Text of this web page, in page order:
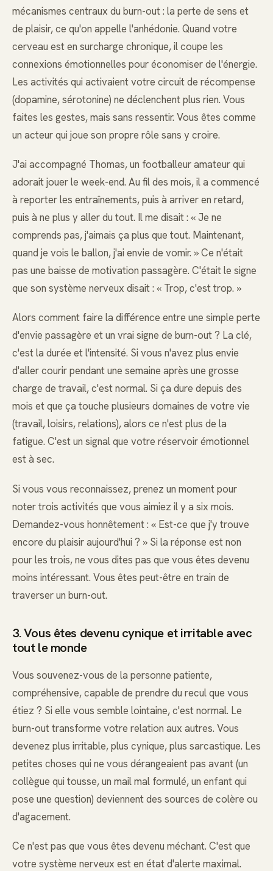
mécanismes centraux du burn-out : la perte de sens et
de plaisir, ce qu'on appelle l'anhédonie. Quand votre
cerveau est en surcharge chronique, il coupe les
connexions émotionnelles pour économiser de l'énergie.
Les activités qui activaient votre circuit de récompense
(dopamine, sérotonine) ne déclenchent plus rien. Vous
faites les gestes, mais sans ressentir. Vous êtes comme
un acteur qui joue son propre rôle sans y croire.
J'ai accompagné Thomas, un footballeur amateur qui
adorait jouer le week-end. Au fil des mois, il a commencé
à reporter les entraînements, puis à arriver en retard,
puis à ne plus y aller du tout. Il me disait : « Je ne
comprends pas, j'aimais ça plus que tout. Maintenant,
quand je vois le ballon, j'ai envie de vomir. » Ce n'était
pas une baisse de motivation passagère. C'était le signe
que son système nerveux disait : « Trop, c'est trop. »
Alors comment faire la différence entre une simple perte
d'envie passagère et un vrai signe de burn-out ? La clé,
c'est la durée et l'intensité. Si vous n'avez plus envie
d'aller courir pendant une semaine après une grosse
charge de travail, c'est normal. Si ça dure depuis des
mois et que ça touche plusieurs domaines de votre vie
(travail, loisirs, relations), alors ce n'est plus de la
fatigue. C'est un signal que votre réservoir émotionnel
est à sec.
Si vous vous reconnaissez, prenez un moment pour
noter trois activités que vous aimiez il y a six mois.
Demandez-vous honnêtement : « Est-ce que j'y trouve
encore du plaisir aujourd'hui ? » Si la réponse est non
pour les trois, ne vous dites pas que vous êtes devenu
moins intéressant. Vous êtes peut-être en train de
traverser un burn-out.
3. Vous êtes devenu cynique et irritable avec
tout le monde
Vous souvenez-vous de la personne patiente,
compréhensive, capable de prendre du recul que vous
étiez ? Si elle vous semble lointaine, c'est normal. Le
burn-out transforme votre relation aux autres. Vous
devenez plus irritable, plus cynique, plus sarcastique. Les
petites choses qui ne vous dérangeaient pas avant (un
collègue qui tousse, un mail mal formulé, un enfant qui
pose une question) deviennent des sources de colère ou
d'agacement.
Ce n'est pas que vous êtes devenu méchant. C'est que
votre système nerveux est en état d'alerte maximal.